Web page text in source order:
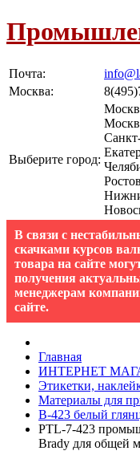
Почта:
Москва:
Выберите город:
В связи с
скачками курсов
товара на сайте
получения
менеджерам
сайте.
Главная
ИНТЕРНЕТ
Этикетки,
Материалы для
B-423 белый
PTL-7-423
Brady для общей